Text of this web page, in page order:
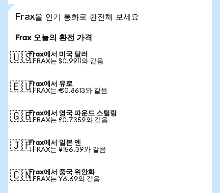
Frax을 인기 통화로 환전해 보세요
Frax 오늘의 환전 가격
🇺🇸Frax에서 미국 달러
1 FRAX는 $0.9911와 같음
🇪🇺Frax에서 유로
1 FRAX는 €0.8613와 같음
🇬🇧Frax에서 영국 파운드 스털링
1 FRAX는 £0.7359와 같음
🇯🇵Frax에서 일본 엔
1 FRAX는 ¥156.39와 같음
🇨🇳Frax에서 중국 위안화
1 FRAX는 ¥6.69와 같음